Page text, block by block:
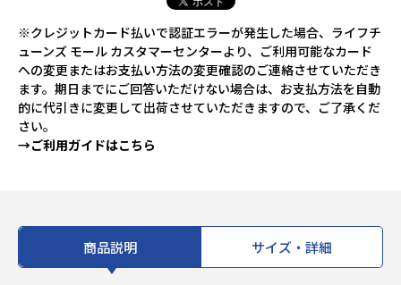
※クレジットカード払いで認証エラーが発生した場合、ライフチ
ューンズ モール カスタマーセンターより、ご利用可能なカード
への変更またはお支払い方法の変更確認のご連絡させていただき
ます。期日までにご回答いただけない場合は、お支払方法を自動
的に代引きに変更して出荷させていただきますので、ご了承くだ
さい。
→ご利用ガイドはこちら
商品説明 サイズ・詳細